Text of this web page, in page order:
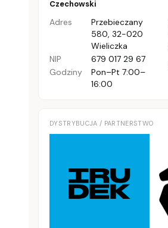
Czechowski
Adres
Przebieczany
580, 32-020
Wieliczka
NIP
679 017 29 67
Godziny
Pon–Pt 7:00–
16:00
DYSTRYBUCJA / PARTNERSTWO